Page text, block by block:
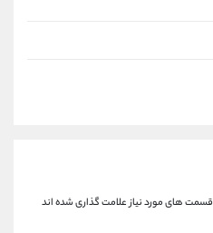
قسمت های مورد نیاز علامت گذاری شده اند